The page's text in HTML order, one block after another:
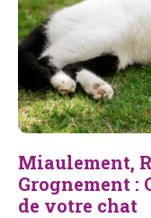
Miaulement,
Grognement
de votre chat